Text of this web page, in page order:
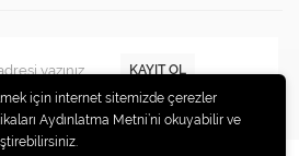
KAYIT OL
için internet sitemizde çerezler
Aydınlatma Metni’ni okuyabilir ve